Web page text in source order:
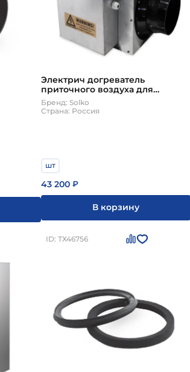
Электрич догреватель
приточного воздуха для
горизонт установок HH 65 500-
650 м3/ч Solko
Бренд: Solko
Страна: Россия
шт
43 200 ₽
В корзину
ID: ТХ46756